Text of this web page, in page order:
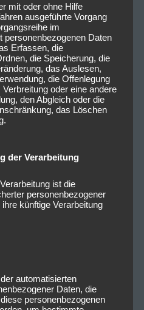
mit oder ohne Hilfe
ausgeführte Vorgang
im
personenbezogenen Daten
Erfassen, die
die Speicherung, die
das Auslesen,
die Offenlegung
oder eine andere
den Abgleich oder die
das Löschen
der Verarbeitung
ist die
personenbezogener
künftige Verarbeitung
automatisierten
Daten, die
personenbezogenen